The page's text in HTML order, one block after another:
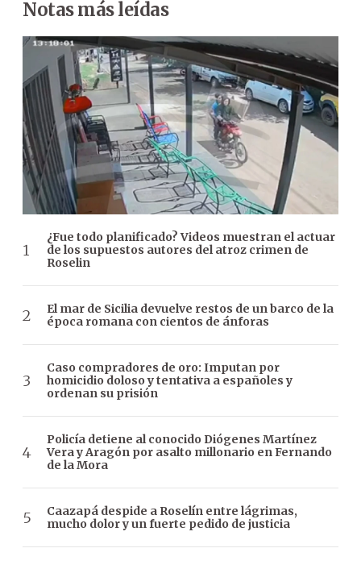
Notas más leídas
¿Fue todo planificado? Videos muestran el actuar
de los supuestos autores del atroz crimen de
Roselin
El mar de Sicilia devuelve restos de un barco de la
época romana con cientos de ánforas
Caso compradores de oro: Imputan por
homicidio doloso y tentativa a españoles y
ordenan su prisión
Policía detiene al conocido Diógenes Martínez
Vera y Aragón por asalto millonario en Fernando
de la Mora
Caazapá despide a Roselín entre lágrimas,
mucho dolor y un fuerte pedido de justicia